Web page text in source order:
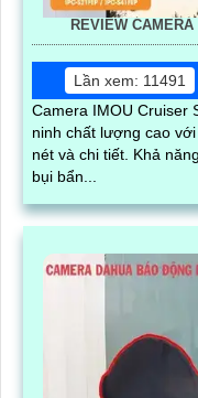
REVIEW
Lần xem: 11491
Camera IMOU Cruiser
ninh chất lượng cao
nét và chi tiết. Khả năng quay xoay 360 cùng chống nước và
bụi bẩn...